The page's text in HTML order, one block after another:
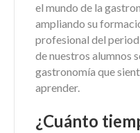
el mundo de la
ampliando su
profesional del
de nuestros alumnos
gastronomía que
aprender.
¿Cuánto